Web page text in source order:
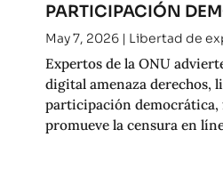
PARTICIPACIÓN
May 7, 2026| Libertad de
Expertos de la ONU
digital amenaza derechos,
participación democrática,
promueve la censura en